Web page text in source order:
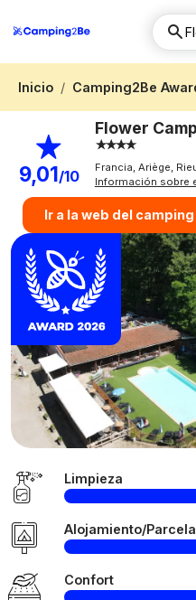
Inicio Camping2Be
9,01/10
Flower
Francia, Ariège,
Información sobre
Ir a la web del camping
Limpieza
Alojamiento/Parcela
Confort